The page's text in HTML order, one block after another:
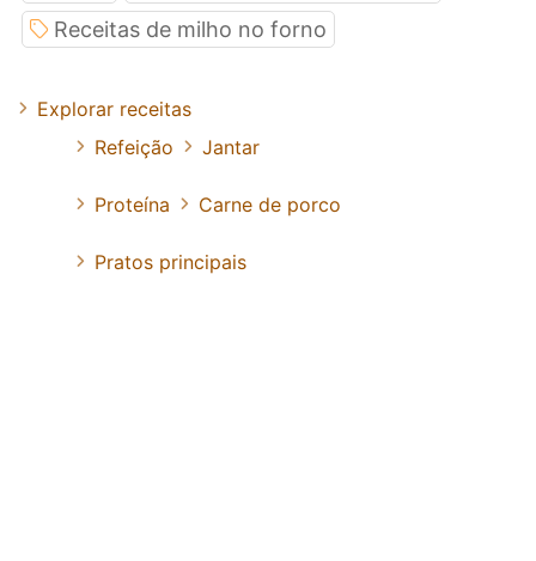
Receitas de milho no forno
Explorar receitas
Refeição
Jantar
Proteína Carne de porco
Pratos principais